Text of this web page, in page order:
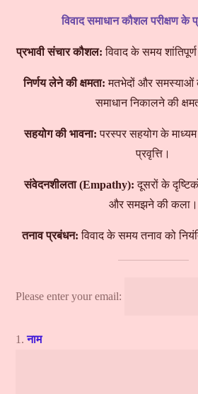
विवाद समाधान कौशल परीक्षण
प्रभावी संचार कौशल: विवाद के समय
निर्णय लेने की क्षमता: मतभेदों और समस्याओं
समाधान निकालने की
सहयोग की भावना: परस्पर सहयोग के
प्रवृत्ति।
संवेदनशीलता (Empathy): दूसरों के
और समझने की कला।
तनाव प्रबंधन: विवाद के समय तनाव को
Please enter your email:
1.नाम